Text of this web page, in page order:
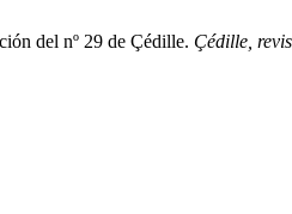
del nº 29 de Çédille. Çédille,